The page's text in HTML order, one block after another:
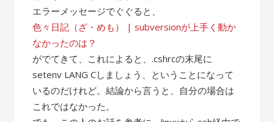
エラーメッセージでぐぐると、
色々日記（ざ・めも） | subversionが上手く動か
なかったのは？
がでてきて、これによると、.cshrcの末尾に
setenv LANG Cしましょう、ということになって
いるのだけれど。結論から言うと、自分の場合は
これではなかった。